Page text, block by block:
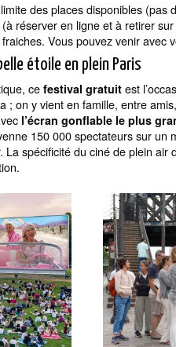
des places disponibles (pas
réserver en ligne et à retirer
Vous pouvez venir avec
étoile en plein Paris
ce festival gratuit est
on y vient en famille, entre
l’écran gonflable le plus
150 000 spectateurs sur
La spécificité du ciné de plein